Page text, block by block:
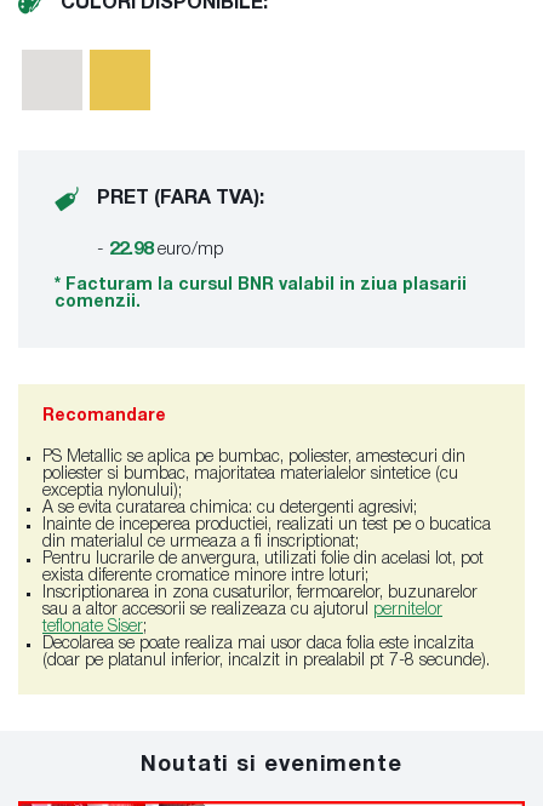
CULORI DISPONIBILE:
PRET (FARA TVA):
- 22.98euro/mp
* Facturam la cursul BNR valabil in ziua plasarii
comenzii.
Recomandare
PS Metallic se aplica pe bumbac, poliester, amestecuri din
poliester si bumbac, majoritatea materialelor sintetice (cu
exceptia nylonului);
A se evita curatarea chimica: cu detergenti agresivi;
Inainte de inceperea productiei, realizati un test pe o bucatica
din materialul ce urmeaza a fi inscriptionat;
Pentru lucrarile de anvergura, utilizati folie din acelasi lot, pot
exista diferente cromatice minore intre loturi;
Inscriptionarea in zona cusaturilor, fermoarelor, buzunarelor
sau a altor accesorii se realizeaza cu ajutorul pernitelor
teflonate Siser;
Decolarea se poate realiza mai usor daca folia este incalzita
(doar pe platanul inferior, incalzit in prealabil pt 7-8 secunde).
Noutati si evenimente